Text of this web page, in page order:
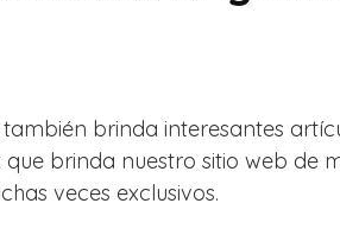
brinda interesantes
brinda nuestro sitio web de
veces exclusivos.